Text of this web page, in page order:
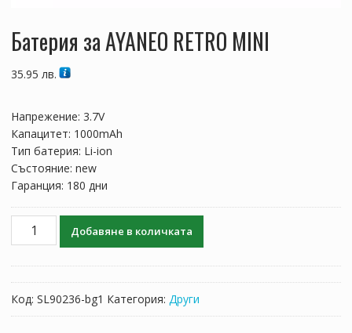
Батерия за AYANEO RETRO MINI
35.95 лв.
Напрежение: 3.7V
Капацитет: 1000mAh
Тип батерия: Li-ion
Състояние: new
Гаранция: 180 дни
количество
RETRO
Добавяне в количката
Код: SL90236-bg1 Категория: Други